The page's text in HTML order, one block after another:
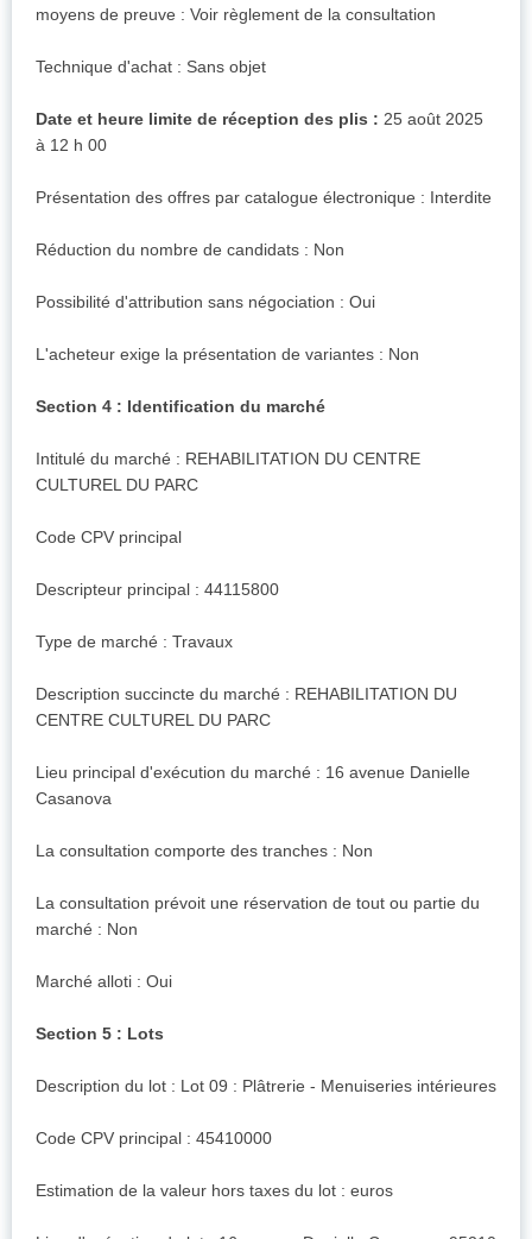
moyens de preuve : Voir règlement de la consultation
Technique d'achat : Sans objet
Date et heure limite de réception des plis : 25 août 2025
à 12 h 00
Présentation des offres par catalogue électronique : Interdite
Réduction du nombre de candidats : Non
Possibilité d'attribution sans négociation : Oui
L'acheteur exige la présentation de variantes : Non
Section 4 : Identification du marché
Intitulé du marché : REHABILITATION DU CENTRE
CULTUREL DU PARC
Code CPV principal
Descripteur principal : 44115800
Type de marché : Travaux
Description succincte du marché : REHABILITATION DU
CENTRE CULTUREL DU PARC
Lieu principal d'exécution du marché : 16 avenue Danielle
Casanova
La consultation comporte des tranches : Non
La consultation prévoit une réservation de tout ou partie du
marché : Non
Marché alloti : Oui
Section 5 : Lots
Description du lot : Lot 09 : Plâtrerie - Menuiseries intérieures
Code CPV principal : 45410000
Estimation de la valeur hors taxes du lot : euros